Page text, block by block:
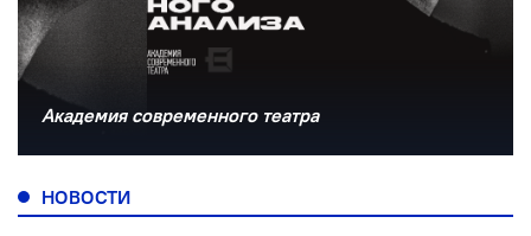
Академия современного театра
НОВОСТИ